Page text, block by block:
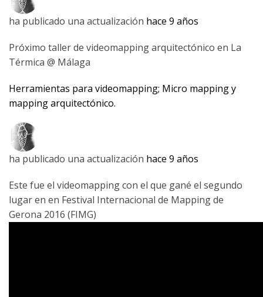
ha publicado una actualización hace 9 años
Próximo taller de videomapping arquitectónico en La
Térmica @ Málaga
Herramientas para videomapping; Micro mapping y
mapping arquitectónico.
ha publicado una actualización hace 9 años
Este fue el videomapping con el que gané el segundo
lugar en en Festival Internacional de Mapping de
Gerona 2016 (FIMG)